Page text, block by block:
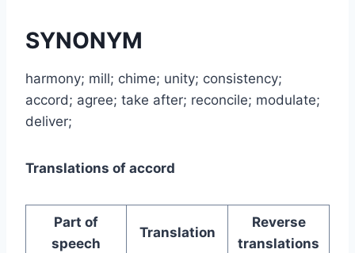
SYNONYM
harmony; mill; chime; unity; consistency;
accord; agree; take after; reconcile; modulate;
deliver;
Translations of accord
Part of
speech
Translation
Reverse
translations